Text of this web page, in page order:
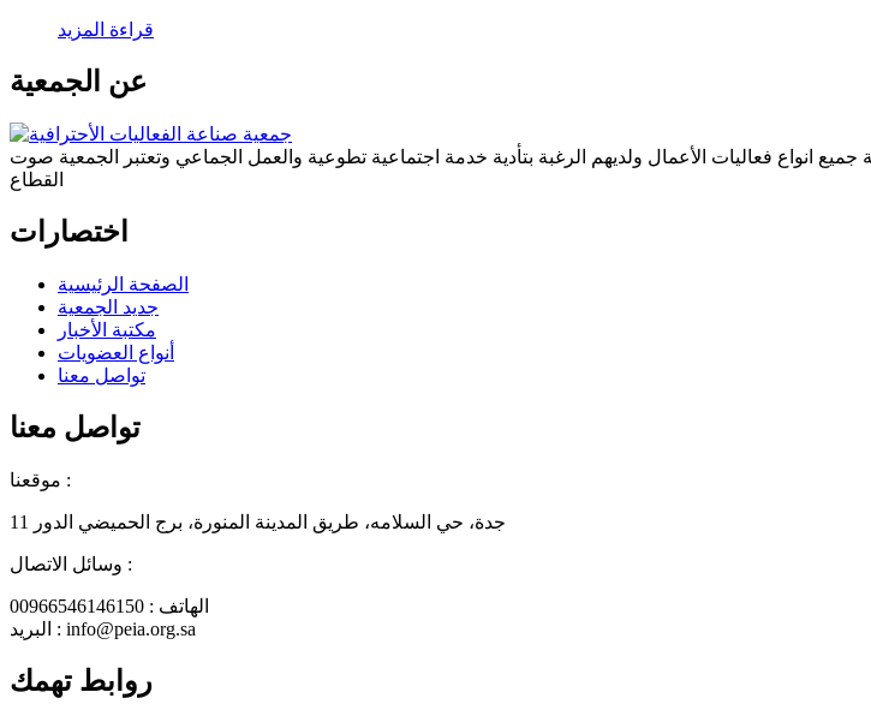
قراءة المزيد
عن الجمعية
انواع فعاليات الأعمال ولديهم الرغبة بتأدية خدمة اجتماعية تطوعية والعمل الجماعي وتعتبر الجمعية صوت
القطاع
اختصارات
الصفحة الرئيسية
جديد الجمعية
مكتبة الأخبار
أنواع العضويات
تواصل معنا
تواصل معنا
موقعنا :
جدة، حي السلامه، طريق المدينة المنورة، برج الحميضي الدور 11
وسائل الاتصال :
الهاتف : 00966546146150
البريد : info@peia.org.sa
روابط تهمك